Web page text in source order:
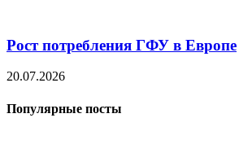
Рост потребления ГФУ в Европе
20.07.2026
Популярные посты